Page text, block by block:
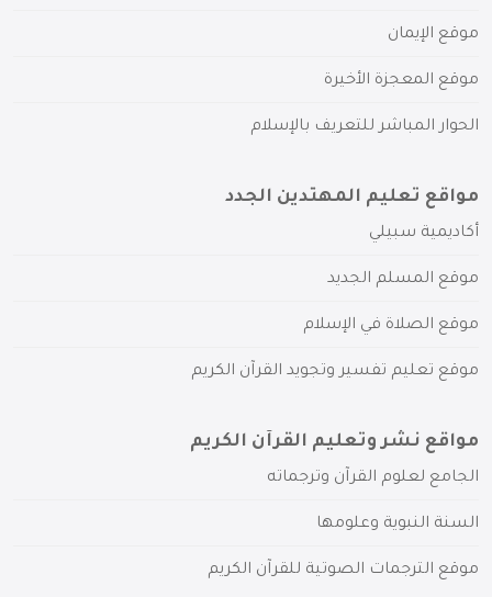
موقع الإيمان
موقع المعجزة الأخيرة
الحوار المباشر للتعريف بالإسلام
مواقع تعليم المهتدين الجدد
أكاديمية سبيلي
موقع المسلم الجديد
موقع الصلاة في الإسلام
موقع تعليم تفسير وتجويد القرآن الكريم
مواقع نشر وتعليم القرآن الكريم
الجامع لعلوم القرآن وترجماته
السنة النبوية وعلومها
موقع الترجمات الصوتية للقرآن الكريم